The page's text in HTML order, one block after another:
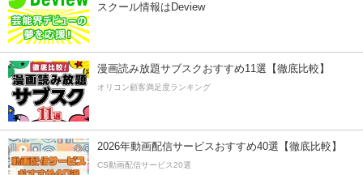
スクール情報はDeview
漫画読み放題サブスクおすすめ11選【徹底比較】
オリコン顧客満足度ランキング
2026年動画配信サービスおすすめ40選【徹底比較】
CS動画配信サービス20選